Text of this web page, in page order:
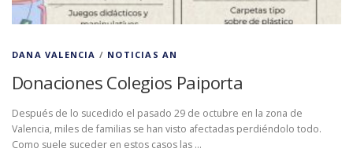
DANA VALENCIA / NOTICIAS AN
Donaciones Colegios Paiporta
Después de lo sucedido el pasado 29 de octubre en la zona de
Valencia, miles de familias se han visto afectadas perdiéndolo todo.
Como suele suceder en estos casos las …